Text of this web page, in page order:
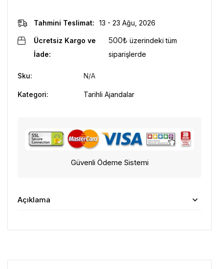
Tahmini Teslimat: 13 - 23 Ağu, 2026
Ücretsiz Kargo ve
İade:
500₺ üzerindeki tüm
siparişlerde
Sku: N/A
Kategori: Tarihli Ajandalar
Güvenli Ödeme Sistemi
Açıklama